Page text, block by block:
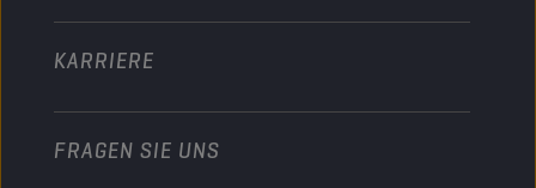
KARRIERE
FRAGEN SIE UNS